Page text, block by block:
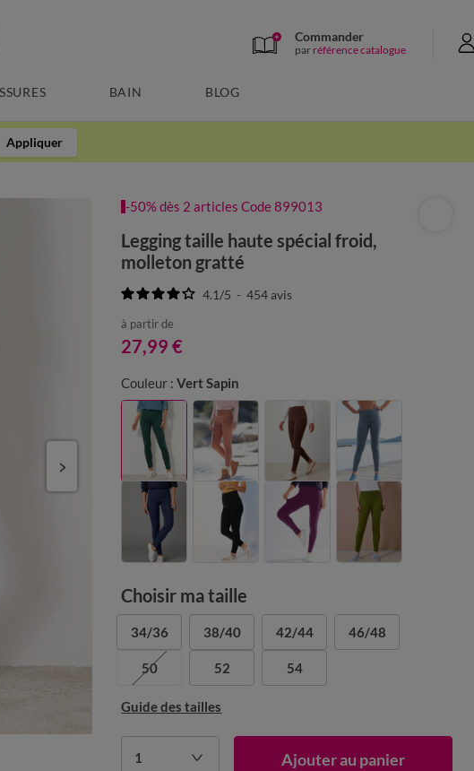
Commander
par référence catalogue
BAIN BLOG
Appliquer
-50% dès 2 articles Code 899013
Legging taille haute spécial froid,
molleton gratté
4.1/5 - 454avis
à partir de
27,99 €
Couleur : Vert Sapin
Choisir ma taille
34/36 38/40 42/44 46/48
50 52 54
Guide des tailles
1 Ajouter au panier